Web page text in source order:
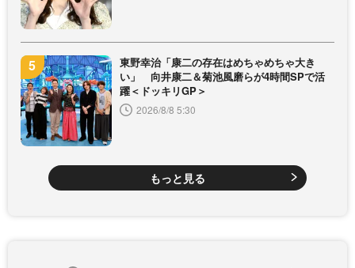
東野幸治「康二の存在はめちゃめちゃ大き
い」 向井康二＆菊池風磨らが4時間SPで活
躍＜ドッキリGP＞
2026/8/8 5:30
もっと見る